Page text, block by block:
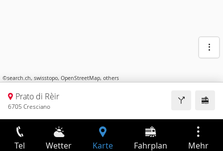
©search.ch, swisstopo, OpenStreetMap, others
Prato di Rèir
6705 Cresciano
Tel Wetter Karte Fahrplan Mehr